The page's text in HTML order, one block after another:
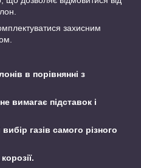
захисним
в порівнянні з
вимагає підставок і
газів самого різного